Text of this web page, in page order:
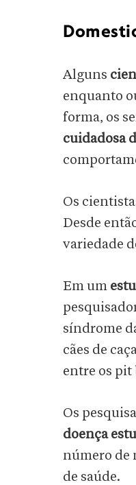
Alguns
enquanto
forma, os
cuidadosa
Os
Desde
variedade
Em um
síndrome
cães de
entre os pit
Os
doença
número de
de saúde.